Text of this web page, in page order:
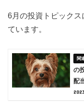
6月の投資トピック
ています。
の
配